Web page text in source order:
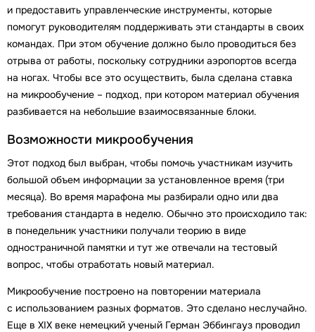
и предоставить управленческие инструменты, которые
помогут руководителям поддерживать эти стандарты в своих
командах. При этом обучение должно было проводиться без
отрыва от работы, поскольку сотрудники аэропортов всегда
на ногах. Чтобы все это осуществить, была сделана ставка
на микрообучение – подход, при котором материал обучения
разбивается на небольшие взаимосвязанные блоки.
Возможности микрообучения
Этот подход был выбран, чтобы помочь участникам изучить
большой объем информации за установленное время (три
месяца). Во время марафона мы разбирали одно или два
требования стандарта в неделю. Обычно это происходило так:
в понедельник участники получали теорию в виде
одностраничной памятки и тут же отвечали на тестовый
вопрос, чтобы отработать новый материал.
Микрообучение построено на повторении материала
с использованием разных форматов. Это сделано неслучайно.
Еще в XIX веке немецкий ученый Герман Эббингауз проводил